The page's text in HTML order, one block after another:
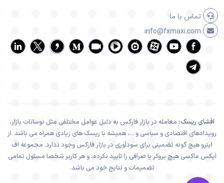
تماس با ما
افشای ریسک: معامله در بازار فارکس به دلیل عوامل مختلفی مثل نوسانات بازار،
رویدادهای اقتصادی و سیاسی و ...، همیشه با ریسک های زیادی همراه می باشد. از
اینرو هیچ گونه تضمینی برای سودآوری در بازار فارکس وجود ندارد. مجموعه اف
ایکس ماکسی هیچ بروکر یا صرافی را تایید نکرده، و هر کاربر شخصا مسئول تمامی
تصمیمات و نتایج خود می باشد.